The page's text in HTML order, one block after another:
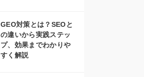
GEO対策とは？SEOと
の違いから実践ステッ
プ、効果までわかりや
すく解説